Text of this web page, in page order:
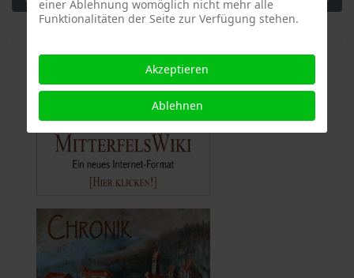
einer Ablehnung womöglich nicht mehr alle
Funktionalitäten der Seite zur Verfügung stehen.
Akzeptieren
Ablehnen